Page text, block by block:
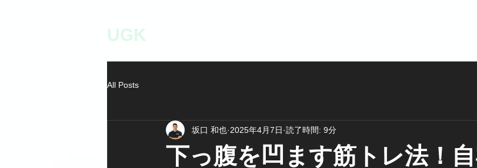
UGK
All Posts
下っ腹を凹ます筋トレ法！
坂口 和也 2025年4月7日 読了時間: 9分